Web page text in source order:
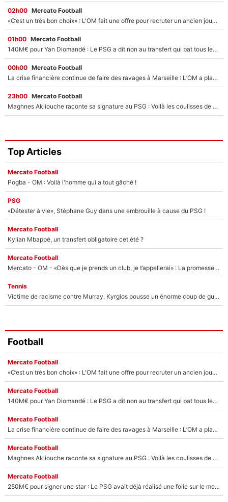
02h00 Mercato Football
«C’est un très bon choix» : L'OM fait une offre pour recruter un ancien joueur du PSG... et c'est validé dans l'After Foot !
01h00 Mercato Football
140M€ pour Yan Diomandé : Le PSG a dit non au transfert qui bat tous les records sur le mercato
00h00 Mercato Football
La crise financière continue de faire des ravages à Marseille : L’OM a placé 12 joueurs sur le marché des transferts… et ça pourrait lui rapporter près de 100M€ !
23h00 Mercato Football
Maghnes Akliouche raconte sa signature au PSG : Voilà les coulisses de son transfert de rêve à 50M€
Top Articles
Mercato Football
Pogba - OM : Voilà l'homme qui a tout gâché !
PSG
«Détester à vie», Stéphane Guy dans une embrouille à cause du PSG !
Mercato Football
Kylian Mbappé, un transfert obligatoire cet été ?
Mercato Football
Mercato - OM - «Dès que je prends un club, je t’appellerai» : La promesse de Marcelino au moment de claquer la porte
Tennis
Victime de racisme contre Murray, Kyrgios pousse un énorme coup de gueule !
Football
Mercato Football
«C’est un très bon choix» : L'OM fait une offre pour recruter un ancien joueur du PSG... et c'est validé dans l'After Foot !
Mercato Football
140M€ pour Yan Diomandé : Le PSG a dit non au transfert qui bat tous les records sur le mercato
Mercato Football
La crise financière continue de faire des ravages à Marseille : L’OM a placé 12 joueurs sur le marché des transferts… et ça pourrait lui rapporter près de 100M€ !
Mercato Football
Maghnes Akliouche raconte sa signature au PSG : Voilà les coulisses de son transfert de rêve à 50M€
Mercato Football
250M€ pour signer une star : Le PSG avait déjà réalisé une folie sur le mercato bien avant Neymar !